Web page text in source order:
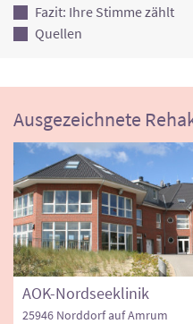
Fazit: Ihre Stimme zählt
Quellen
Ausgezeichnete
AOK-Nordseeklinik
25946 Norddorf auf Amrum